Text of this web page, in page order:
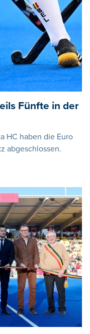
Fünfte in der
HC haben die Euro
abgeschlossen.